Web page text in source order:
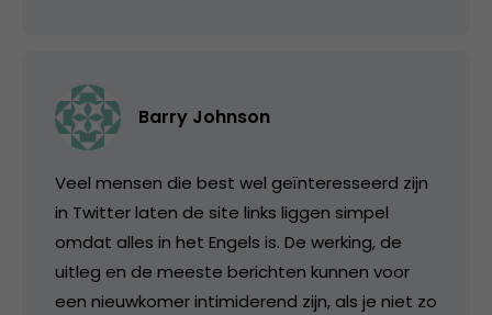
Barry Johnson
Veel mensen die best wel geïnteresseerd zijn
in Twitter laten de site links liggen simpel
omdat alles in het Engels is. De werking, de
uitleg en de meeste berichten kunnen voor
een nieuwkomer intimiderend zijn, als je niet zo